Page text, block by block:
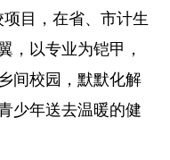
目，在省、市计生
，以专业为铠甲，
间校园，默默化解
少年送去温暖的健